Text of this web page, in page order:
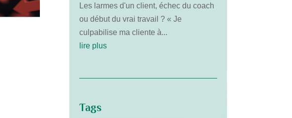
Les larmes d'un client, échec du coach
ou début du vrai travail ? « Je
culpabilise ma cliente à...
lire plus
Tags